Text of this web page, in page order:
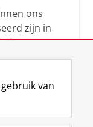
ons
zijn in
gedrag.
van